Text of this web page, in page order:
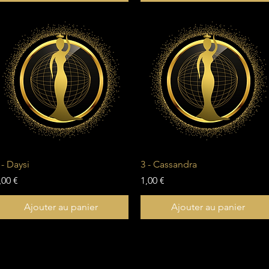
Daysi
€
Ajouter au panier
Aperçu rapide
3 - Cassandra
Prix
1,00 €
Ajouter au panier